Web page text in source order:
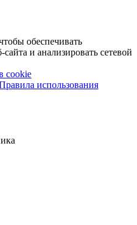
обеспечивать
и анализировать сетевой
cookie
использования